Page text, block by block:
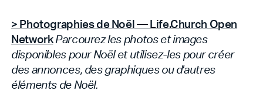
> Photographies de Noël — Life.Church Open
NetworkParcourez les photos et images
disponibles pour Noël et utilisez-les pour créer
des annonces, des graphiques ou d'autres
éléments de Noël.